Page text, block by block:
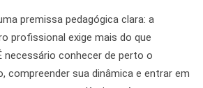
premissa pedagógica clara: a
profissional exige mais do que
necessário conhecer de perto o
compreender sua dinâmica e entrar em